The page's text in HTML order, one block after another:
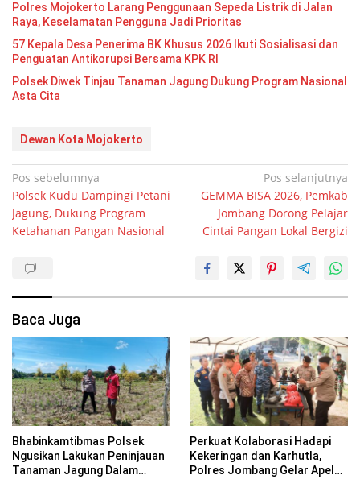
Polres Mojokerto Larang Penggunaan Sepeda Listrik di Jalan
Raya, Keselamatan Pengguna Jadi Prioritas
57 Kepala Desa Penerima BK Khusus 2026 Ikuti Sosialisasi dan
Penguatan Antikorupsi Bersama KPK RI
Polsek Diwek Tinjau Tanaman Jagung Dukung Program Nasional
Asta Cita
Dewan Kota Mojokerto
Navigasi
pos
Pos sebelumnya
Polsek Kudu Dampingi Petani
Jagung, Dukung Program
Ketahanan Pangan Nasional
Pos selanjutnya
GEMMA BISA 2026, Pemkab
Jombang Dorong Pelajar
Cintai Pangan Lokal Bergizi
Baca Juga
Bhabinkamtibmas Polsek
Ngusikan Lakukan Peninjauan
Tanaman Jagung Dalam
Perkuat Kolaborasi Hadapi
Kekeringan dan Karhutla,
Polres Jombang Gelar Apel